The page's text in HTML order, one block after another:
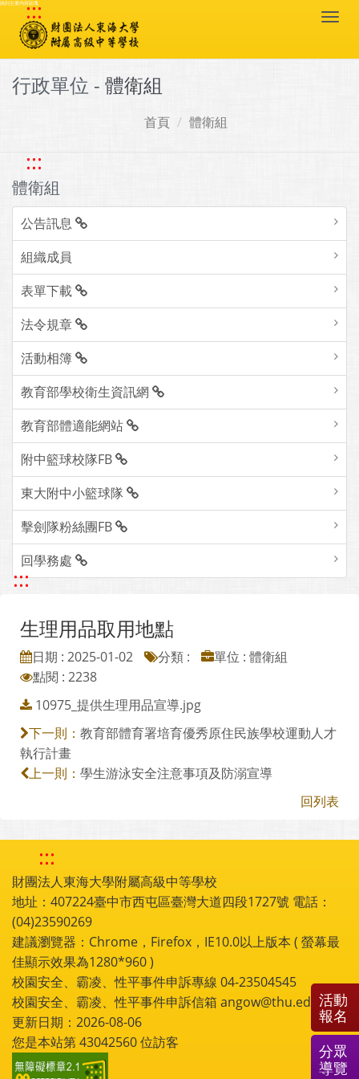
跳到主要內容區塊
:::
行政單位 - 體衛組
首頁 體衛組
:::
體衛組
公告訊息
組織成員
表單下載
法令規章
活動相簿
教育部學校衛生資訊網
教育部體適能網站
附中籃球校隊FB
東大附中小籃球隊
擊劍隊粉絲團FB
回學務處
:::
生理用品取用地點
日期 : 2025-01-02 分類 :
單位 : 體衛組
點閱 : 2238
10975_提供生理用品宣導.jpg
下一則： 教育部體育署培育優秀原住民族學校運動人才
執行計畫
上一則： 學生游泳安全注意事項及防溺宣導
回列表
:::
財團法人東海大學附屬高級中等學校
地址：407224臺中市西屯區臺灣大道四段1727號 電話：
(04)23590269
建議瀏覽器：Chrome，Firefox，IE10.0以上版本 ( 螢幕最
佳顯示效果為1280*960 )
校園安全、霸凌、性平事件申訴專線 04-23504545
校園安全、霸凌、性平事件申訴信箱 angow@thu.edu.tw
更新日期：2026-08-06
您是本站第43042560位訪客
活動
報名
分眾
導覽